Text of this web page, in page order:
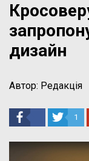
дизайн
Автор: Редакція
1